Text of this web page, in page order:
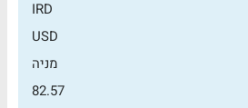
IRD
USD
מניה
82.57